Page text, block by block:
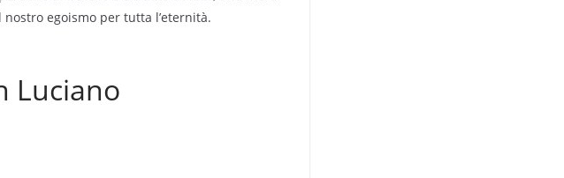
egoismo per tutta l’eternità.
Luciano